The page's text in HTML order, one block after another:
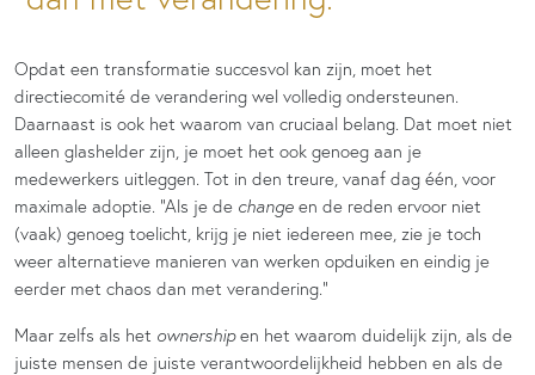
Opdat een transformatie succesvol kan zijn, moet het
directiecomité de verandering wel volledig ondersteunen.
Daarnaast is ook het waarom van cruciaal belang. Dat moet niet
alleen glashelder zijn, je moet het ook genoeg aan je
medewerkers uitleggen. Tot in den treure, vanaf dag één, voor
maximale adoptie. “Als je de change en de reden ervoor niet
(vaak) genoeg toelicht, krijg je niet iedereen mee, zie je toch
weer alternatieve manieren van werken opduiken en eindig je
eerder met chaos dan met verandering.”
Maar zelfs als het ownershipen het waarom duidelijk zijn, als de
juiste mensen de juiste verantwoordelijkheid hebben en als de